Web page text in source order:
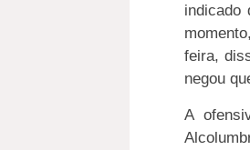
indicado
feira,
negou
A